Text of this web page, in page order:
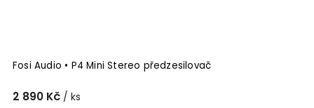
Fosi Audio • P4 Mini Stereo předzesilovač
2 890 Kč / ks